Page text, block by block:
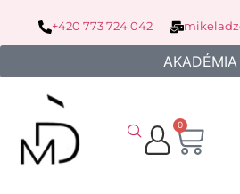
+420 773 724 042
AKADÉMIA
0